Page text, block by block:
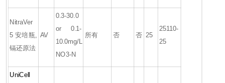
NitraVer
5 安培瓶,
镉还原法
AV
0.3-30.0
or 0.1-
10.0mg/L
NO3-N
所有 否 否 25
25110-
25
UniCell